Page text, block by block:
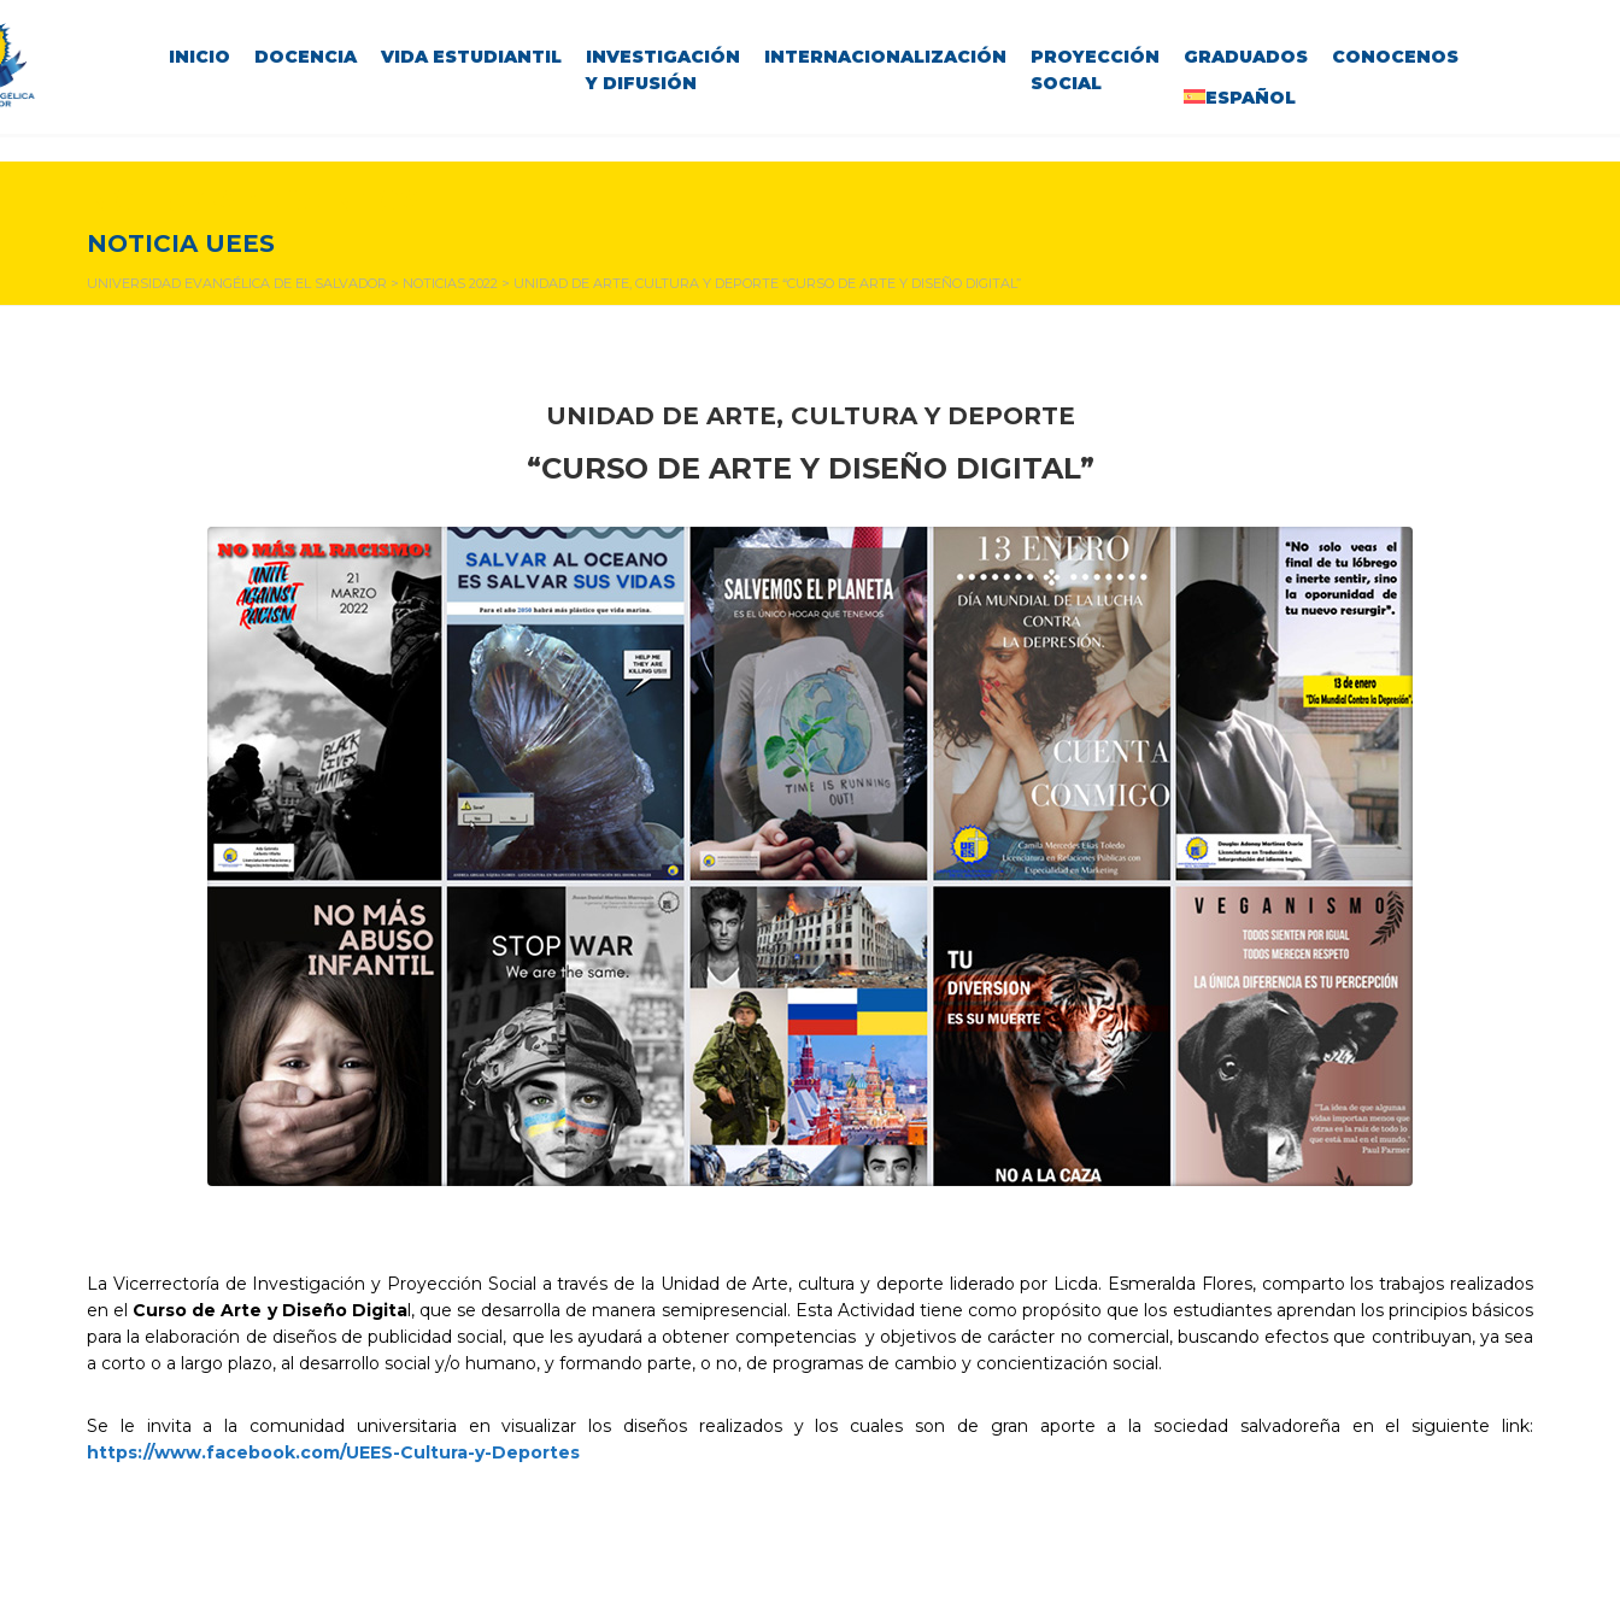
INICIO DOCENCIA VIDA ESTUDIANTIL
INVESTIGACIÓN
Y DIFUSIÓN
INTERNACIONALIZACIÓN
PROYECCIÓN
SOCIAL
GRADUADOS
CONOCENOS
ESPAÑOL
NOTICIA UEES
UNIVERSIDAD EVANGÉLICA DE EL SALVADOR > NOTICIAS 2022 > UNIDAD DE ARTE, CULTURA Y DEPORTE “CURSO DE ARTE Y DISEÑO DIGITAL”
UNIDAD DE ARTE, CULTURA Y DEPORTE
“CURSO DE ARTE Y DISEÑO DIGITAL”
La Vicerrectoría de Investigación y Proyección Social a través de la Unidad de Arte, cultura y deporte liderado por Licda. Esmeralda Flores, comparto los trabajos realizados
en el Curso de Arte y Diseño Digital, que se desarrolla de manera semipresencial. Esta Actividad tiene como propósito que los estudiantes aprendan los principios básicos
para la elaboración de diseños de publicidad social, que les ayudará a obtener competencias y objetivos de carácter no comercial, buscando efectos que contribuyan, ya sea
a corto o a largo plazo, al desarrollo social y/o humano, y formando parte, o no, de programas de cambio y concientización social.
Se le invita a la comunidad universitaria en visualizar los diseños realizados y los cuales son de gran aporte a la sociedad salvadoreña en el siguiente link:
https://www.facebook.com/UEES-Cultura-y-Deportes